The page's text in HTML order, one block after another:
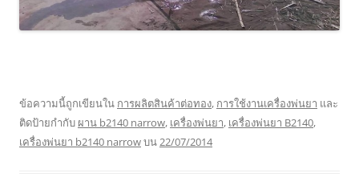
ข้อความนี้ถูกเขียนใน การผลิตสินค้าต่อทอง, การใช้งานเครื่องพ่นยา และ
ติดป้ายกำกับ ผาน b2140 narrow, เครื่องพ่นยา, เครื่องพ่นยา B2140,
เครื่องพ่นยา b2140 narrowบน 22/07/2014